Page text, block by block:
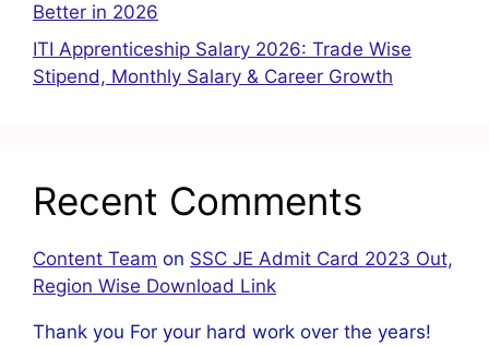
Better in 2026
ITI Apprenticeship Salary 2026: Trade Wise
Stipend, Monthly Salary & Career Growth
Recent Comments
Content Team on SSC JE Admit Card 2023 Out,
Region Wise Download Link
Thank you For your hard work over the years!